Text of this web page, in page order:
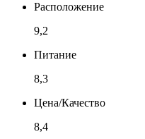
Расположение
9,2
Питание
8,3
Цена/Качество
8,4